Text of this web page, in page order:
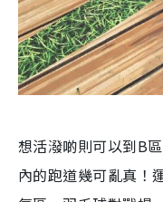
想活潑啲則可以到B
內的跑道幾可亂真！